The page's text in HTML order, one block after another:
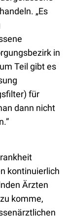
„Es
in
Teil gibt es
für
dann nicht
kontinuierlich
Ärzten
komme,